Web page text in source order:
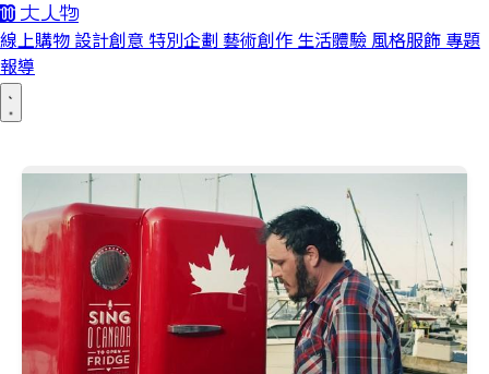
線上購物 設計創意 特別企劃 藝術創作 生活體驗 風格服飾 專題
報導